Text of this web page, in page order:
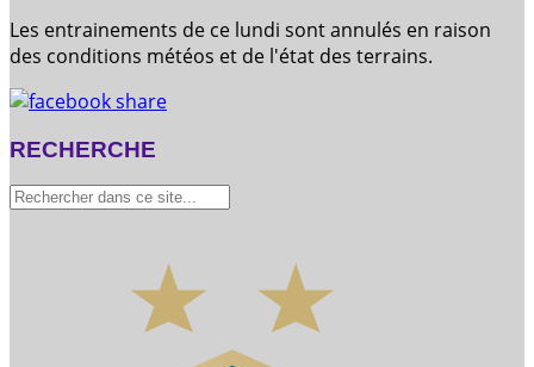
Les entrainements de ce lundi sont annulés en raison
des conditions météos et de l'état des terrains.
RECHERCHE